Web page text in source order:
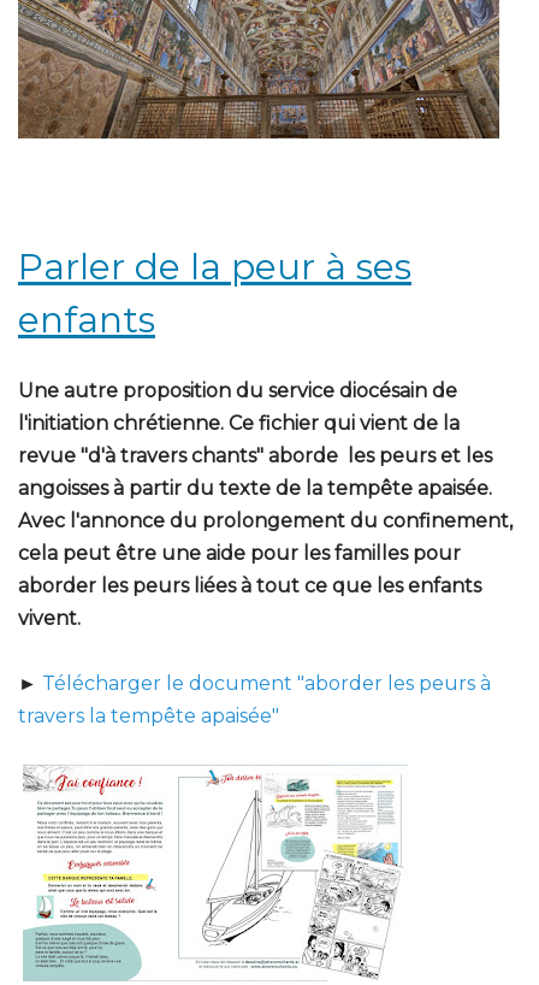
Parler de la peur à ses
enfants
Une autre proposition du service diocésain de
l'initiation chrétienne. Ce fichier qui vient de la
revue "d'à travers chants" aborde les peurs et les
angoisses à partir du texte de la tempête apaisée.
Avec l'annonce du prolongement du confinement,
cela peut être une aide pour les familles pour
aborder les peurs liées à tout ce que les enfants
vivent.
► Télécharger le document "aborder les peurs à
travers la tempête apaisée"